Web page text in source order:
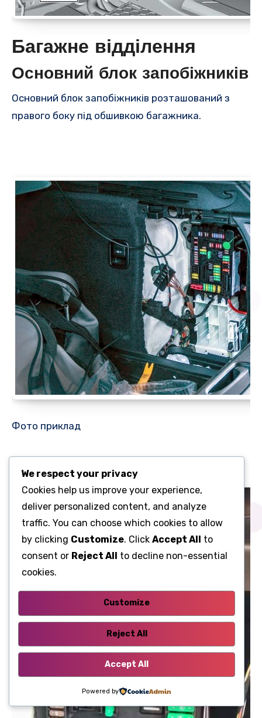
Багажне відділення
Основний блок запобіжників
Основний блок запобіжників розташований з
правого боку під обшивкою багажника.
Фото приклад
We respect your privacy
Cookies help us improve your experience,
deliver personalized content, and analyze
traffic. You can choose which cookies to allow
by clicking Customize. Click Accept All to
consent or Reject All to decline non-essential
cookies.
Customize
Reject All
Accept All
Powered by